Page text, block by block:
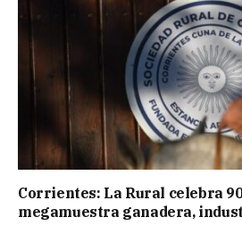
Corrientes: La Rural celebra
megamuestra ganadera,